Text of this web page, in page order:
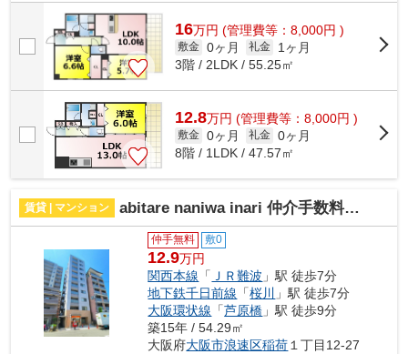
16万円 (管理費等：8,000円 )
敷金 0ヶ月 礼金
1ヶ月
3階 / 2LDK / 55.25㎡
12.8万円 (管理費等：8,000円 )
敷金 0ヶ月 礼金 0ヶ月
8階 / 1LDK / 47.57㎡
賃貸 | マンション abitare naniwa inari 仲介手数料無料
仲手無料 敷0
12.9万円
関西本線 「 ＪＲ難波 」駅 徒歩7分
地下鉄千日前線 「桜川
」駅 徒歩7分
大阪環状線 「芦原橋 」駅 徒歩9分
築15年 / 54.29㎡
大阪府大阪市浪速区稲荷 １丁目12-27